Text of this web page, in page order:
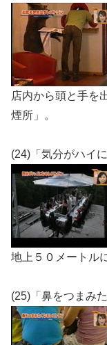
店内から頭と手を
煙所」。
(24)「気分がハイ
地上５０メートル
(25)「鼻をつまみ